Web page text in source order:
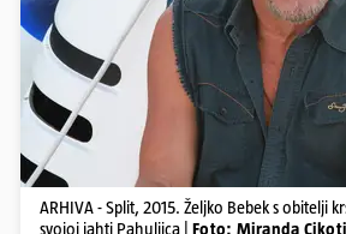
ARHIVA - Split, 2015. Željko Bebek s obitelji
svojoj jahti Pahuljica | Foto: Miranda